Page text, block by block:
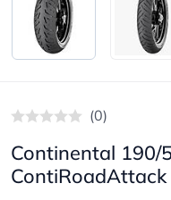
(0)
Continental 190/